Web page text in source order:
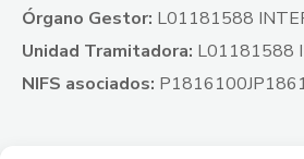
Órgano Gestor: L01181588
Unidad Tramitadora: L01181588
NIFS asociados: